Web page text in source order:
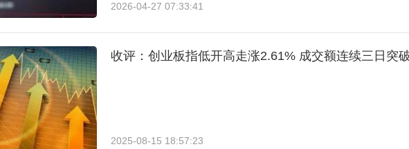
2026-04-27 07:33:41
收评：创业板指低开高走涨2.61% 成交额连续三日突
2025-08-15 18:57:23